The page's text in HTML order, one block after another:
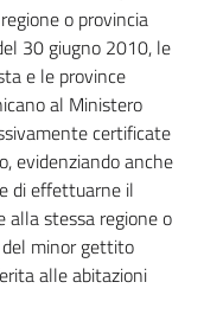
o provincia
30 giugno 2010, le
e le province
al Ministero
certificate
evidenziando anche
di effettuarne il
alla stessa regione o
minor gettito
alle abitazioni